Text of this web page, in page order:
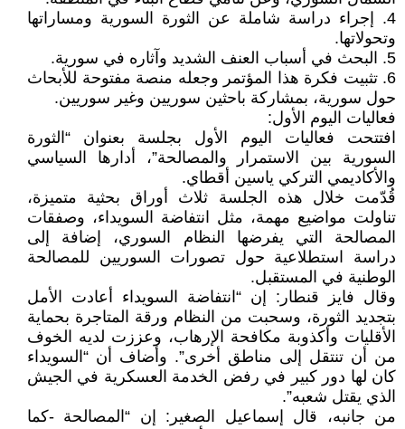
4. إجراء دراسة شاملة عن الثورة السورية ومساراتها
وتحولاتها.
5. البحث في أسباب العنف الشديد وآثاره في سورية.
6. تثبيت فكرة هذا المؤتمر وجعله منصة مفتوحة للأبحاث
حول سورية، بمشاركة باحثين سوريين وغير سوريين.
فعاليات اليوم الأول:
افتتحت فعاليات اليوم الأول بجلسة بعنوان “الثورة
السورية بين الاستمرار والمصالحة”، أدارها السياسي
والأكاديمي التركي ياسين أقطاي.
قُدّمت خلال هذه الجلسة ثلاث أوراق بحثية متميزة،
تناولت مواضيع مهمة، مثل انتفاضة السويداء، وصفقات
المصالحة التي يفرضها النظام السوري، إضافة إلى
دراسة استطلاعية حول تصورات السوريين للمصالحة
الوطنية في المستقبل.
وقال فايز قنطار: إن “انتفاضة السويداء أعادت الأمل
بتجديد الثورة، وسحبت من النظام ورقة المتاجرة بحماية
الأقليات وأكذوبة مكافحة الإرهاب، وعززت لديه الخوف
من أن تنتقل إلى مناطق أخرى”. وأضاف أن “السويداء
كان لها دور كبير في رفض الخدمة العسكرية في الجيش
الذي يقتل شعبه”.
من جانبه، قال إسماعيل الصغير: إن “المصالحة -كما